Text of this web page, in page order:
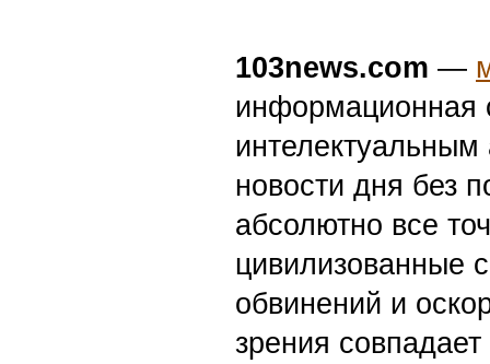
103news.com —
информационная
новости дня без
абсолютно все
цивилизованные
обвинений и
зрения